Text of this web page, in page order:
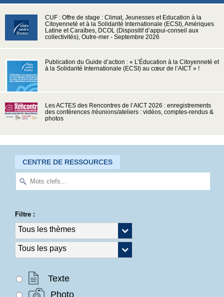
CUF : Offre de stage : Climat, Jeunesses et Education à la
Citoyenneté et à la Solidarité Internationale (ECSI), Amériques
Latine et Caraïbes, DCOL (Dispositif d’appui-conseil aux
collectivités), Outre-mer - Septembre 2026
Publication du Guide d’action : « L’Éducation à la Citoyenneté et
à la Solidarité Internationale (ECSI) au cœur de l’AICT » !
Les ACTES des Rencontres de l’AICT 2026 : enregistrements
des conférences /réunions/ateliers : vidéos, comptes-rendus &
photos
CENTRE DE RESSOURCES
Filtre :
Texte
Photo